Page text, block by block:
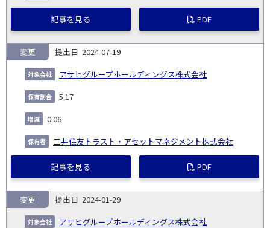
記事を見る PDF
2024-07-19
アサヒグループホールディングス株式会社
変更
5.17
0.06
三井住友トラスト・アセットマネジメント株式会社
記事を見る PDF
2024-01-29
アサヒグループホールディングス株式会社
変更